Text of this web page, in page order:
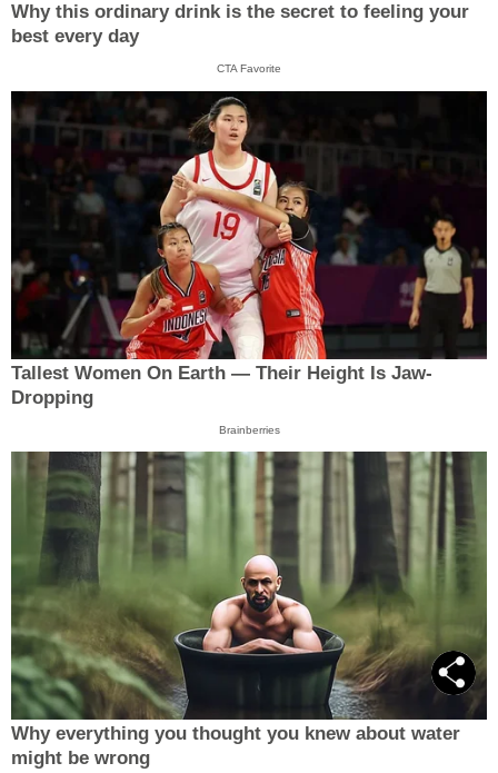
Why this ordinary drink is the secret to feeling your
best every day
CTA Favorite
Tallest Women On Earth — Their Height Is Jaw-
Dropping
Brainberries
Why everything you thought you knew about water
might be wrong